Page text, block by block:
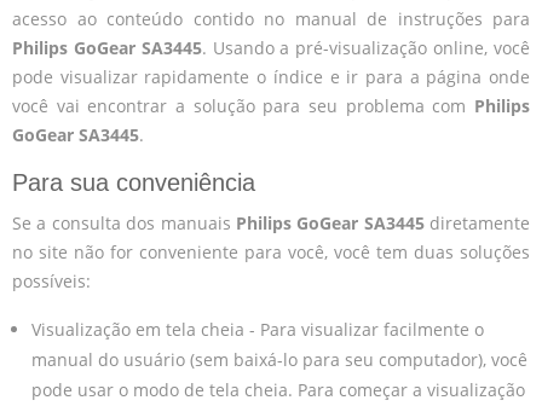
acesso ao conteúdo contido no manual de instruções para
Philips GoGear SA3445. Usando a pré-visualização online, você
pode visualizar rapidamente o índice e ir para a página onde
você vai encontrar a solução para seu problema com Philips
GoGear SA3445.
Para sua conveniência
Se a consulta dos manuais Philips GoGear SA3445diretamente
no site não for conveniente para você, você tem duas soluções
possíveis:
Visualização em tela cheia - Para visualizar facilmente o
manual do usuário (sem baixá-lo para seu computador), você
pode usar o modo de tela cheia. Para começar a visualização